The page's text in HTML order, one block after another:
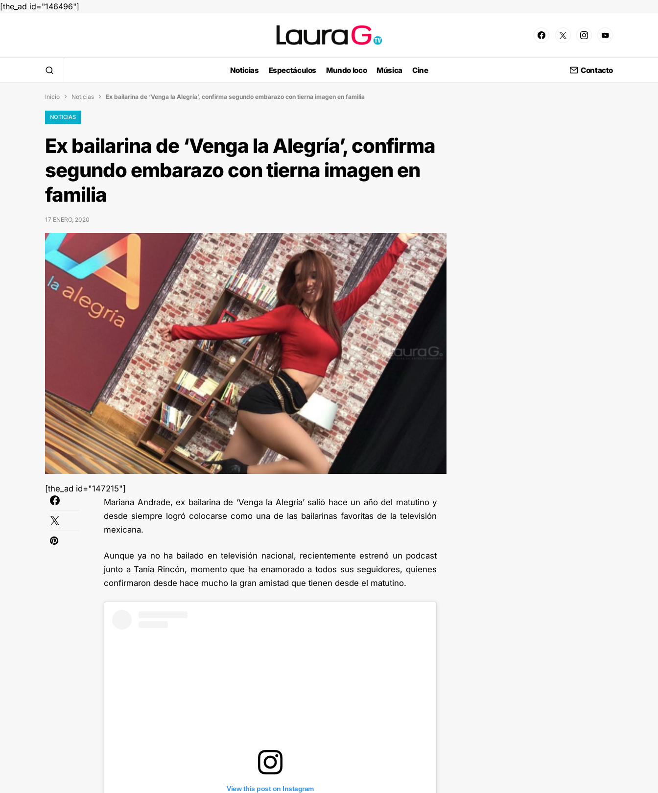
[the_ad id="146496"]
Noticias Espectáculos Mundo loco Música Cine Contacto
Inicio  Noticias  Ex bailarina de ‘Venga la Alegría’, confirma segundo embarazo con tierna imagen en familia
NOTICIAS
Ex bailarina de ‘Venga la Alegría’, confirma
segundo embarazo con tierna imagen en
familia
17 ENERO, 2020
[the_ad id="147215"]
Mariana Andrade, ex bailarina de ‘Venga la Alegría’ salió hace un año del matutino y
desde siempre logró colocarse como una de las bailarinas favoritas de la televisión
mexicana.
Aunque ya no ha bailado en televisión nacional, recientemente estrenó un podcast
junto a Tania Rincón, momento que ha enamorado a todos sus seguidores, quienes
confirmaron desde hace mucho la gran amistad que tienen desde el matutino.
View this post on Instagram